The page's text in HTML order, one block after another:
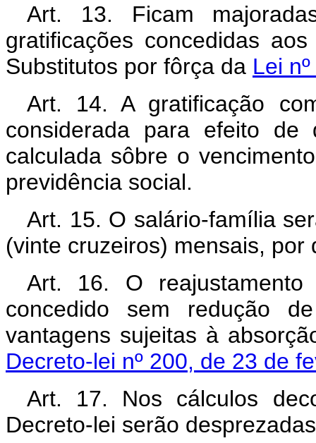
Art. 13. Ficam
gratificações concedidas
Substitutos por fôrça da Lei
Art. 14. A gratificação
considerada para efeito de
calculada sôbre o
previdência social.
Art. 15. O salário-família
(vinte cruzeiros) mensais, por
Art. 16. O reajustamento
concedido sem redução
vantagens sujeitas à
Decreto-lei nº 200, de 23 de
Art. 17. Nos cálculos
Decreto-lei serão